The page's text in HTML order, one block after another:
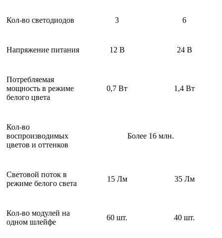
Кол-во светодиодов 3 6
Напряжение питания 12 В 24 В
Потребляемая
мощность в режиме
белого цвета
0,7 Вт 1,4 Вт
Кол-во
воспроизводимых
цветов и оттенков
Более 16 млн.
Световой поток в
режиме белого света
15 Лм 35 Лм
Кол-во модулей на
одном шлейфе
60 шт. 40 шт.